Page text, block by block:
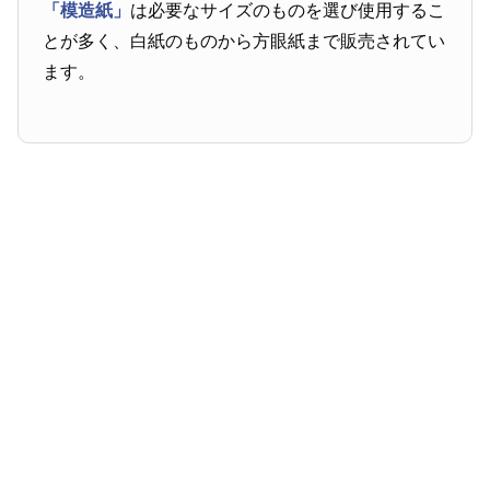
「模造紙」 は必要なサイズのものを選び使用するこ
とが多く、白紙のものから方眼紙まで販売されてい
ます。